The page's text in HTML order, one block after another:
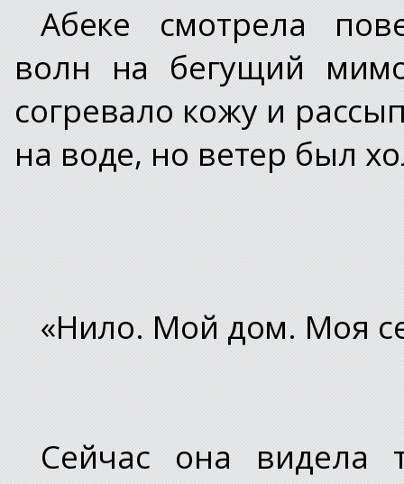
Абеке смотрела
волн на бегущий
согревало кожу и
на воде, но ветер был
«Нило. Мой дом. Моя
Сейчас она видела